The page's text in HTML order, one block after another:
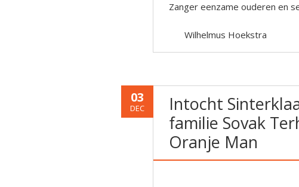
Zanger eenzame ouderen en
Wilhelmus Hoekstra
03
DEC
Intocht
familie Sovak
Oranje Man